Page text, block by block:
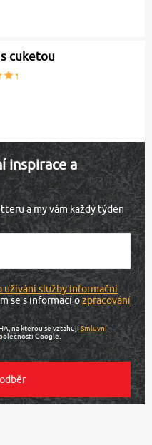
s cuketou
inspirace a
a my vám každý týden
užívání služby informační
se s informací o zpracování
na kterou se vztahují Smluvní
Google.